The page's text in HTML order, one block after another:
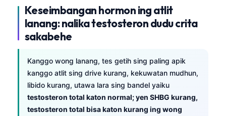
Keseimbangan hormon ing atlit
lanang: nalika testosteron dudu crita
sakabehe
Kanggo wong lanang, tes getih sing paling apik
kanggo atlit sing drive kurang, kekuwatan mudhun,
libido kurang, utawa lara sing bandel yaiku
testosteron total katon normal; yen SHBG kurang,
testosteron total bisa katon kurang ing wong
Português
Ελληνικά
Türkçe
Română
简体中文
فارسی
Български